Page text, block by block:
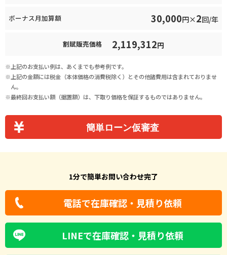
ボーナス月加算額 30,000円×2回/年
割賦販売価格 2,119,312円
上記のお支払い例は、あくまでも参考例です。
上記の金額には税金（本体価格の消費税除く）とその他諸費用は含まれておりませ
ん。
最終回お支払い額（据置額）は、下取り価格を保証するものではありません。
簡単ローン仮審査
1分で簡単お問い合わせ完了
電話で在庫確認・見積り依頼
LINEで在庫確認・見積り依頼